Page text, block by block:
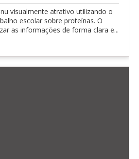
visualmente atrativo utilizando o
escolar sobre proteínas. O
as informações de forma clara e...